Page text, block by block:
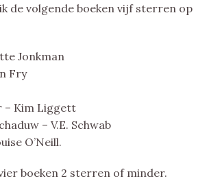
de volgende boeken vijf sterren op
Jonkman
Fry
– Kim Liggett
– V.E. Schwab
O’Neill.
boeken 2 sterren of minder.